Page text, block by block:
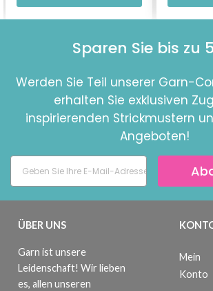
Sparen Sie bis zu
Werden Sie Teil unserer Garn-
erhalten Sie exklusiven
inspirierenden Strickmustern
Angeboten!
ÜBER UNS
Garn ist unsere
Leidenschaft! Wir lieben
es, allen unseren
Mein
Konto